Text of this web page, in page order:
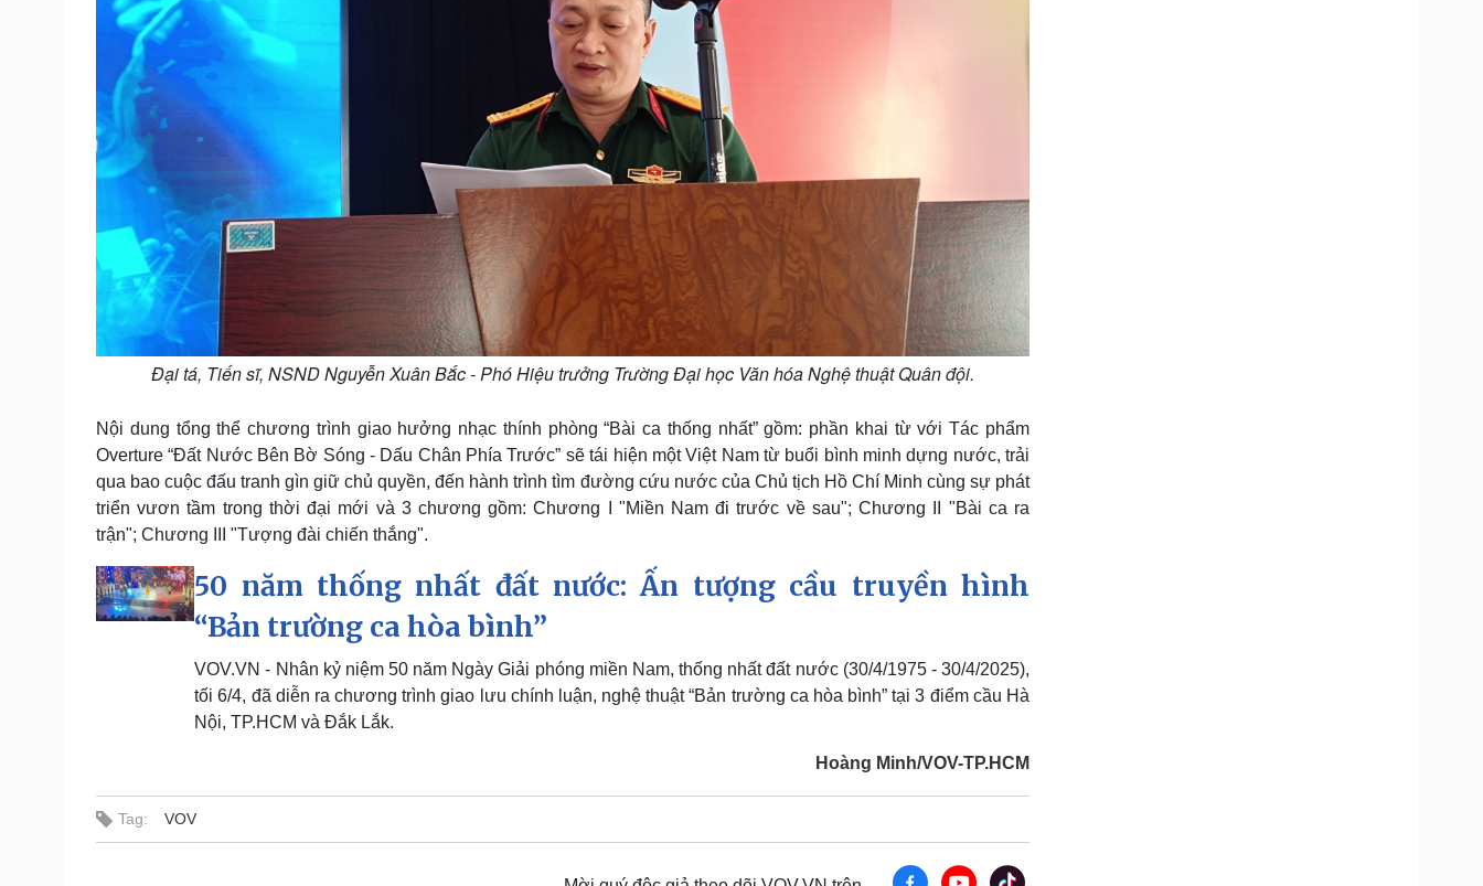
Đại tá, Tiến sĩ, NSND Nguyễn Xuân Bắc - Phó Hiệu trưởng Trường Đại học Văn hóa Nghệ thuật Quân đội.
Nội dung tổng thể chương trình giao hưởng nhạc thính phòng “Bài ca thống nhất” gồm: phần khai từ với Tác phẩm
Overture “Đất Nước Bên Bờ Sóng - Dấu Chân Phía Trước” sẽ tái hiện một Việt Nam từ buổi bình minh dựng nước, trải
qua bao cuộc đấu tranh gìn giữ chủ quyền, đến hành trình tìm đường cứu nước của Chủ tịch Hồ Chí Minh cùng sự phát
triển vươn tầm trong thời đại mới và 3 chương gồm: Chương I "Miền Nam đi trước về sau"; Chương II "Bài ca ra
trận"; Chương III "Tượng đài chiến thắng".
50 năm thống nhất đất nước: Ấn tượng cầu truyền hình
“Bản trường ca hòa bình”
VOV.VN - Nhân kỷ niệm 50 năm Ngày Giải phóng miền Nam, thống nhất đất nước (30/4/1975 - 30/4/2025),
tối 6/4, đã diễn ra chương trình giao lưu chính luận, nghệ thuật “Bản trường ca hòa bình” tại 3 điểm cầu Hà
Nội, TP.HCM và Đắk Lắk.
Hoàng Minh/VOV-TP.HCM
Tag: VOV